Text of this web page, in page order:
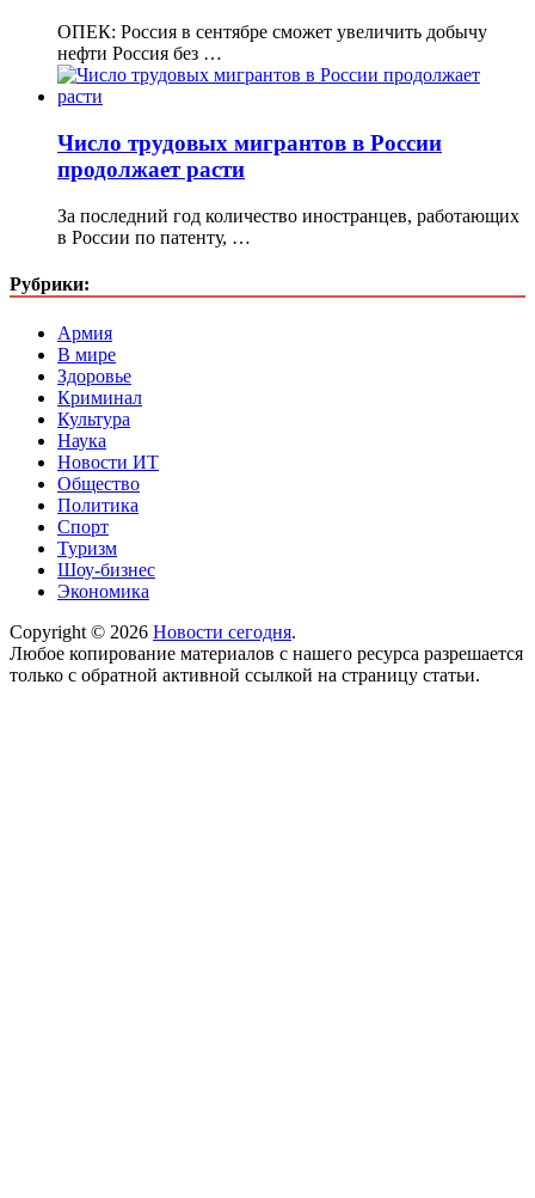
ОПЕК: Россия в сентябре сможет увеличить добычу
нефти Россия без …
Число трудовых мигрантов в России
продолжает расти
За последний год количество иностранцев, работающих
в России по патенту, …
Рубрики:
Армия
В мире
Здоровье
Криминал
Культура
Наука
Новости ИТ
Общество
Политика
Спорт
Туризм
Шоу-бизнес
Экономика
Copyright © 2026 Новости сегодня.
Любое копирование материалов с нашего ресурса разрешается
только с обратной активной ссылкой на страницу статьи.